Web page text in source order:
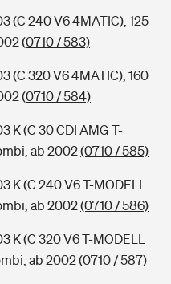
(C 240 V6 4MATIC), 125
(0710 / 583)
(C 320 V6 4MATIC), 160
(0710 / 584)
K (C 30 CDI AMG T-
ab 2002(0710 / 585)
K (C 240 V6 T-MODELL
ab 2002(0710 / 586)
K (C 320 V6 T-MODELL
ab 2002(0710 / 587)